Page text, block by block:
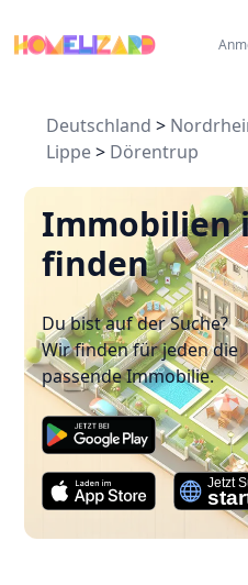
Deutschland >
Lippe> Dörentrup
Immobilien
finden
Du bist auf der Suche?
Wir finden für jeden die
passende Immobilie.